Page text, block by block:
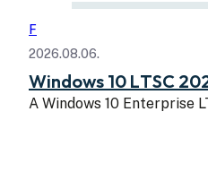
F
2026.08.06.
Windows 10 LTSC
A Windows 10 Enterprise